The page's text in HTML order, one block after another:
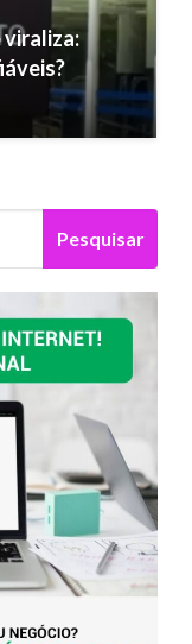
viraliza:
Pesquisar